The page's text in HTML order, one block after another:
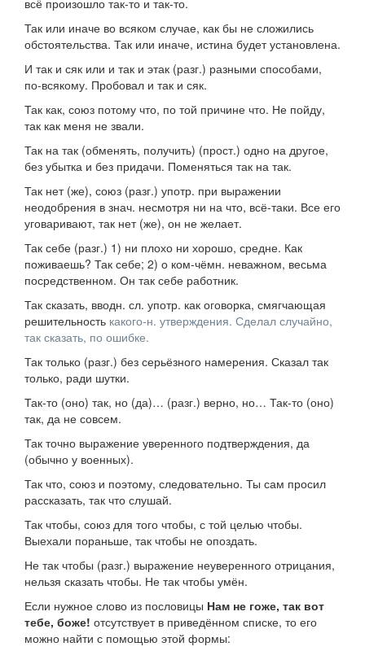
всё произошло так-то и так-то.
Так или иначе во всяком случае, как бы не сложились
обстоятельства. Так или иначе, истина будет установлена.
И так и сяк или и так и этак (разг.) разными способами,
по-всякому. Пробовал и так и сяк.
Так как, союз потому что, по той причине что. Не пойду,
так как меня не звали.
Так на так (обменять, получить) (прост.) одно на другое,
без убытка и без придачи. Поменяться так на так.
Так нет (же), союз (разг.) употр. при выражении
неодобрения в знач. несмотря ни на что, всё-таки. Все его
уговаривают, так нет (же), он не желает.
Так себе (разг.) 1) ни плохо ни хорошо, средне. Как
поживаешь? Так себе; 2) о ком-чёмн. неважном, весьма
посредственном. Он так себе работник.
Так сказать, вводн. сл. употр. как оговорка, смягчающая
решительность какого-н. утверждения. Сделал случайно,
так сказать, по ошибке.
Так только (разг.) без серьёзного намерения. Сказал так
только, ради шутки.
Так-то (оно) так, но (да)… (разг.) верно, но… Так-то (оно)
так, да не совсем.
Так точно выражение уверенного подтверждения, да
(обычно у военных).
Так что, союз и поэтому, следовательно. Ты сам просил
рассказать, так что слушай.
Так чтобы, союз для того чтобы, с той целью чтобы.
Выехали пораньше, так чтобы не опоздать.
Не так чтобы (разг.) выражение неуверенного отрицания,
нельзя сказать чтобы. Не так чтобы умён.
Если нужное слово из пословицы Нам не гоже, так вот
тебе, боже! отсутствует в приведённом списке, то его
можно найти с помощью этой формы: